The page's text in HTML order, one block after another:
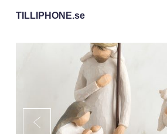
TILLIPHONE.se